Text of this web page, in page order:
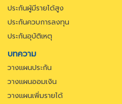
ประกันผู้มีรายได้สูง
ประกันควบการลงทุน
ประกันอุบัติเหตุ
บทความ
วางแผนประกัน
วางแผนออมเงิน
วางแผนเพิ่มรายได้